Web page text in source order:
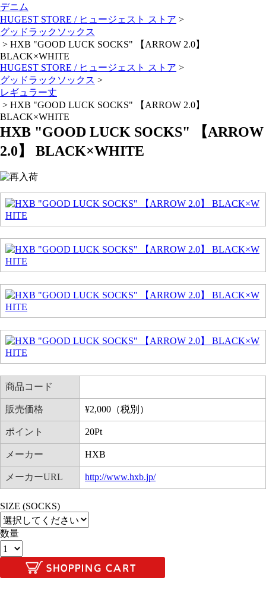
デニム
HUGEST STORE / ヒュージェスト ストア >
グッドラックソックス
> HXB "GOOD LUCK SOCKS" 【ARROW 2.0】
BLACK×WHITE
HUGEST STORE / ヒュージェスト ストア >
グッドラックソックス >
レギュラー丈
> HXB "GOOD LUCK SOCKS" 【ARROW 2.0】
BLACK×WHITE
HXB "GOOD LUCK SOCKS" 【ARROW
2.0】 BLACK×WHITE
商品コード
販売価格 ¥2,000 （税別）
ポイント 20Pt
メーカー HXB
メーカーURL http://www.hxb.jp/
SIZE (SOCKS)
数量